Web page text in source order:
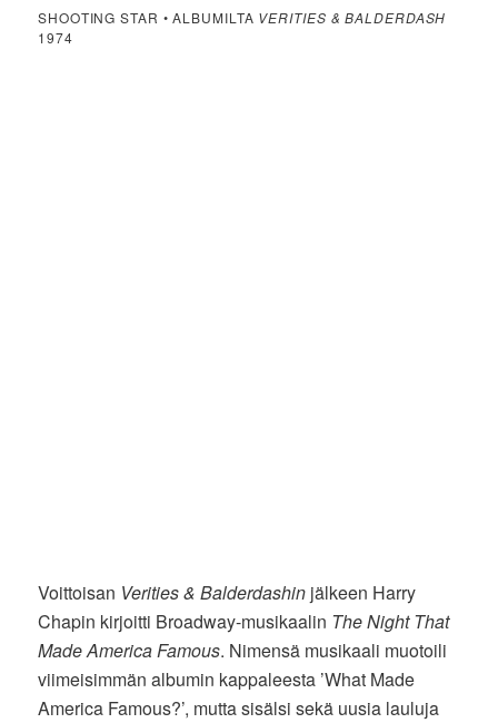
SHOOTING STAR • ALBUMILTA VERITIES & BALDERDASH
1974
Voittoisan Verities & Balderdashin jälkeen Harry
Chapin kirjoitti Broadway-musikaalin The Night That
Made America Famous. Nimensä musikaali muotoili
viimeisimmän albumin kappaleesta ’What Made
America Famous?’, mutta sisälsi sekä uusia lauluja